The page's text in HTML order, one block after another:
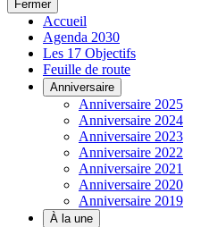
Fermer
Accueil
Agenda 2030
Les 17 Objectifs
Feuille de route
Anniversaire
Anniversaire 2025
Anniversaire 2024
Anniversaire 2023
Anniversaire 2022
Anniversaire 2021
Anniversaire 2020
Anniversaire 2019
À la une